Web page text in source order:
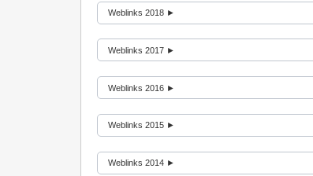
Weblinks 2018 ►
Weblinks 2017 ►
Weblinks 2016 ►
Weblinks 2015 ►
Weblinks 2014 ►